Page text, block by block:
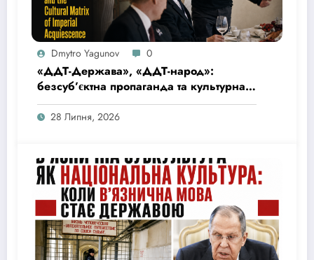
Dmytro Yagunov 0
«ДДТ-Держава», «ДДТ-народ»:
безсуб’єктна пропаганда та культурна
матриця імперської покірності
28 Липня, 2026